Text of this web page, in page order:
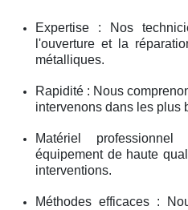
Expertise : Nos
l'ouverture et la
métalliques.
Rapidité : Nous
intervenons dans les plus
Matériel
équipement de haute
interventions.
Méthodes efficaces :